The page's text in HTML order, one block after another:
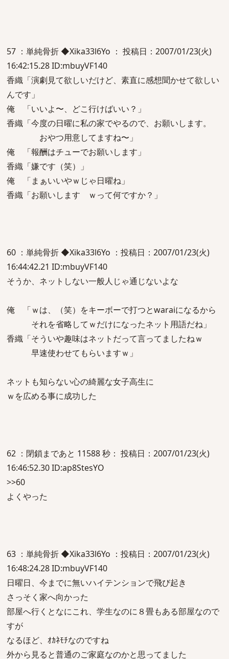
57 ：単純骨折 ◆Xika33l6Yo ： 投稿日：2007/01/23(火)
16:42:15.28 ID:mbuyVF140
香織「演劇見て欲しいだけど、素直に感想聞かせて欲しい
んです」
俺 「いいよ〜、どこ行けばいい？」
香織「今度の日曜に私の家でやるので、お願いします。
おやつ用意してますね〜」
俺 「報酬はチューでお願いします」
香織「嫌です（笑）」
俺 「まぁいいやｗじゃ日曜ね」
香織「お願いします ｗって何ですか？」
60 ：単純骨折 ◆Xika33l6Yo ：投稿日：2007/01/23(火)
16:44:42.21 ID:mbuyVF140
そうか、ネットしない一般人じゃ通じないよな
俺 「ｗは、（笑）をキーボーで打つとwaraiになるから
それを省略してｗだけになったネット用語だね」
香織「そういや趣味はネットだって言ってましたねｗ
早速使わせてもらいますｗ」
ネットも知らない心の綺麗な女子高生に
ｗを広める事に成功した
62 ：閉鎖まであと 11588 秒： 投稿日：2007/01/23(火)
16:46:52.30 ID:ap8StesYO
>>60
よくやった
63 ：単純骨折 ◆Xika33l6Yo ：投稿日：2007/01/23(火)
16:48:24.28 ID:mbuyVF140
日曜日、今までに無いハイテンションで飛び起き
さっそく家へ向かった
部屋へ行くとなにこれ、学生なのに８畳もある部屋なので
すが
なるほど、ｵｶﾈﾓﾁなのですね
外から見ると普通のご家庭なのかと思ってました